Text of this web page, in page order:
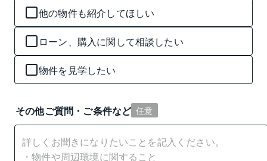
他の物件も紹介してほしい
ローン、購入に関して相談したい
物件を見学したい
その他ご質問・ご条件など 任意